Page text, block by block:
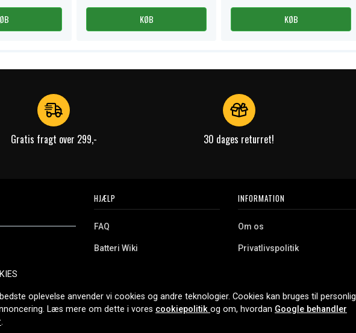
KØB KØB
Gratis fragt over 299,- 30 dages returret!
Vi tilbyder et
og meget
nethandel siden
HJÆLP
FAQ
Batteri Wiki
Erhvervskunde
INFORMATION
Om os
Privatlivspolitik
Cookies
oplevelse anvender vi cookies og andre teknologier. Cookies kan bruges til personlig
Læs mere om dette i vores cookiepolitik og om, hvordan Google behandler
.